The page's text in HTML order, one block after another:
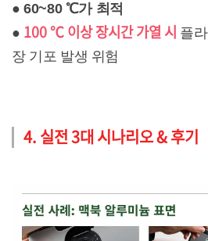
●60~80 ℃가 최적
● 100 ℃ 이상 장시간 가열 시 플
장 기포 발생 위험
4. 실전 3대 시나리오 & 후기